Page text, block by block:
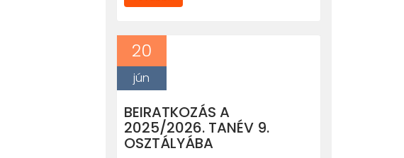
20
jún
BEIRATKOZÁS A
2025/2026. TANÉV 9.
OSZTÁLYÁBA